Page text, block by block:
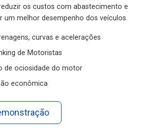
os custos com abastecimento e
um melhor desempenho dos veículos.
curvas e acelerações
de Motoristas
de ociosidade do motor
econômica